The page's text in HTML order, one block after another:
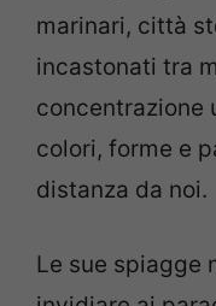
marinari, città
incastonati tra
concentrazione
colori, forme e
distanza da noi.
Le sue spiagge